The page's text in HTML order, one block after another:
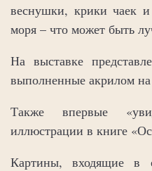
веснушки, крики чаек
моря – что может быть
На выставке
выполненные акрилом
Также впервые
иллюстрации в книге
Картины, входящие